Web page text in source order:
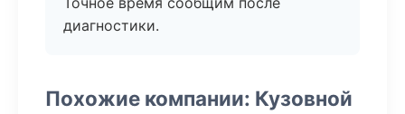
диагностики.
Похожие компании: Кузовной